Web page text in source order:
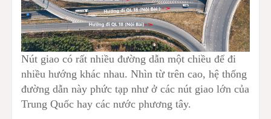
Nút giao có rất nhiều đường dẫn một chiều để đi
nhiều hướng khác nhau. Nhìn từ trên cao, hệ thống
đường dẫn này phức tạp như ở các nút giao lớn của
Trung Quốc hay các nước phương tây.